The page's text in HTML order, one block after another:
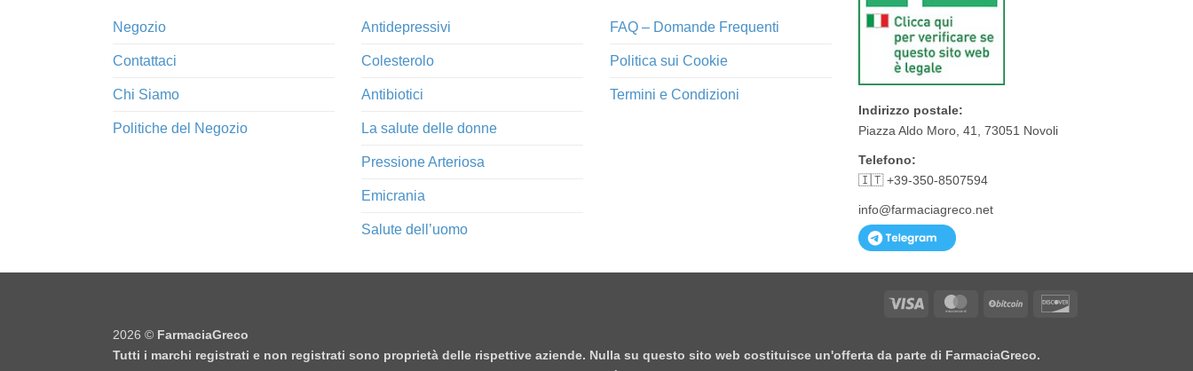
Negozio
Contattaci
Chi Siamo
Politiche del Negozio
Antidepressivi
Colesterolo
Antibiotici
La salute delle donne
Pressione Arteriosa
Emicrania
Salute dell’uomo
FAQ – Domande Frequenti
Politica sui Cookie
Termini e Condizioni
Indirizzo postale:
Piazza Aldo Moro, 41, 73051 Novoli
Telefono:
🇮🇹 +39-350-8507594
info@farmaciagreco.net
Visa MasterCardBitCoin
2026 © FarmaciaGreco
Tutti i marchi registrati e non registrati sono proprietà delle rispettive aziende. Nulla su questo sito web costituisce un'offerta da parte di FarmaciaGreco.